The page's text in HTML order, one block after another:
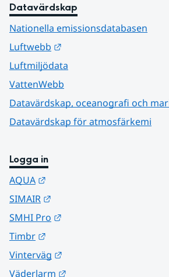
Datavärdskap
Nationella emissionsdatabasen
Luftwebb
Luftmiljödata
VattenWebb
Datavärdskap, oceanografi och
Datavärdskap för atmosfärkemi
Logga in
AQUA
SIMAIR
SMHI Pro
Timbr
Vinterväg
Väderlarm